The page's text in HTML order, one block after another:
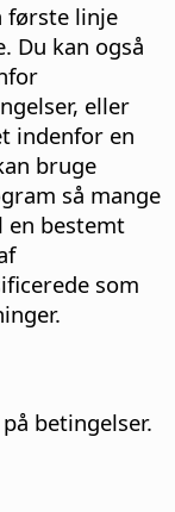
første linje
Du kan også
eller
indenfor en
bruge
så mange
en bestemt
som
betingelser.